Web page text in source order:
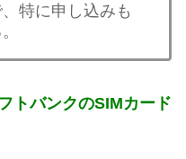
特に申し込みも
トバンクのSIMカード